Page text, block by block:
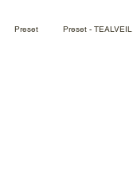
Preset Preset - TEALVEIL